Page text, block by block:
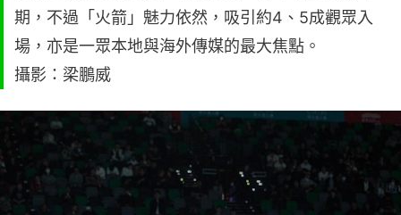
期，不過「火箭」魅力依然，吸引約4、5成觀眾入
場，亦是一眾本地與海外傳媒的最大焦點。
攝影：梁鵬威